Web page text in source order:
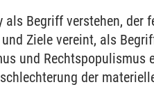
als Begriff verstehen,
Ziele vereint, als
und Rechtspopulismus
der